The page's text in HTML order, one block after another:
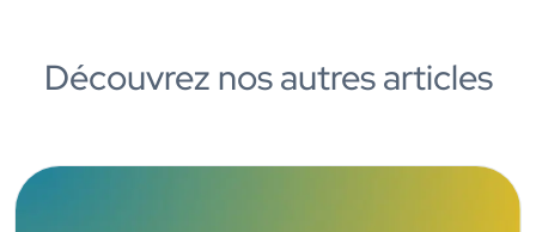
Découvrez nos autres articles